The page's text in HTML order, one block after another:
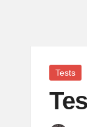
Posted
Tests